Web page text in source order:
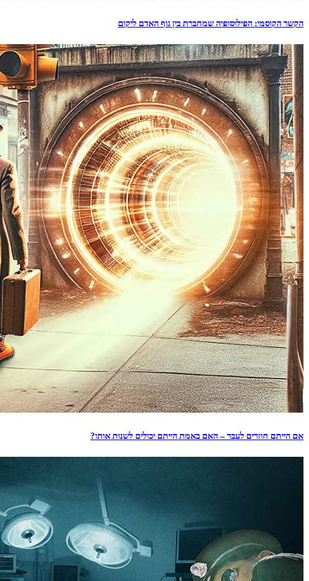
הקשר הקוסמי: הפילוסופיה שמחברת בין גוף האדם ליקום
אם הייתם חוזרים לעבר – האם באמת הייתם יכולים לשנות אותו?